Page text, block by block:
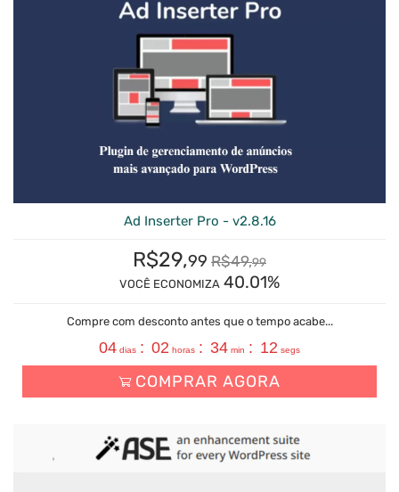
Ad Inserter Pro - v2.8.16
R$29,99 R$49,99
VOCÊ ECONOMIZA 40.01%
Compre com desconto antes que o tempo acabe...
04 dias : 02 horas : 34 min : 11 segs
COMPRAR AGORA